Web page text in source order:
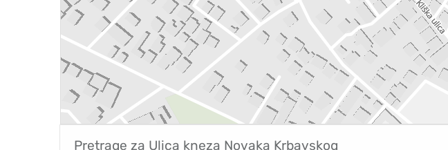
Pretrage za Ulica kneza Novaka Krbavskog